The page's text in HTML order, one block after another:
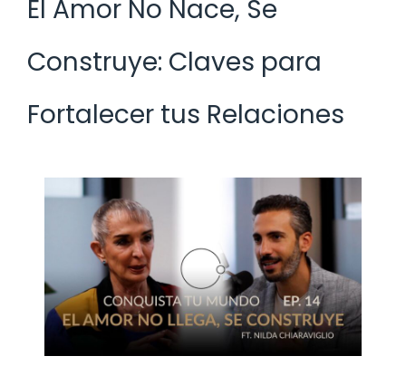
El Amor No Nace, Se
Construye: Claves para
Fortalecer tus Relaciones